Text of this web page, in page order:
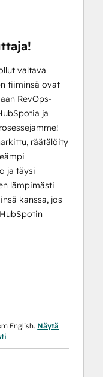
valtava
tiiminsä ovat
RevOps-
ja
räätälöity
ja täysi
lämpimästi
kanssa, jos
English. Näytä